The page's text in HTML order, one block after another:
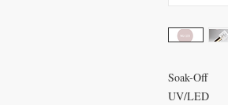
Soak-Off
UV/LED